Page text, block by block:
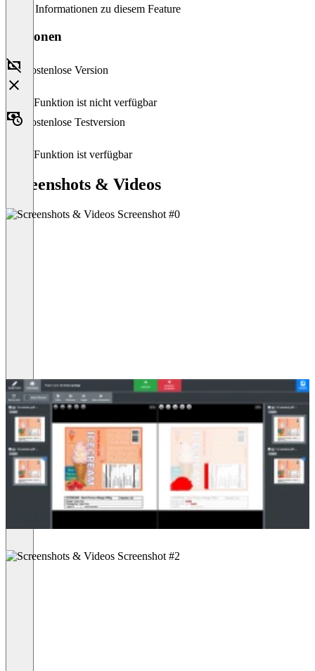
Keine Informationen zu diesem Feature
Versionen
Kostenlose Version
Diese Funktion ist nicht verfügbar
Kostenlose Testversion
Diese Funktion ist verfügbar
Screenshots & Videos